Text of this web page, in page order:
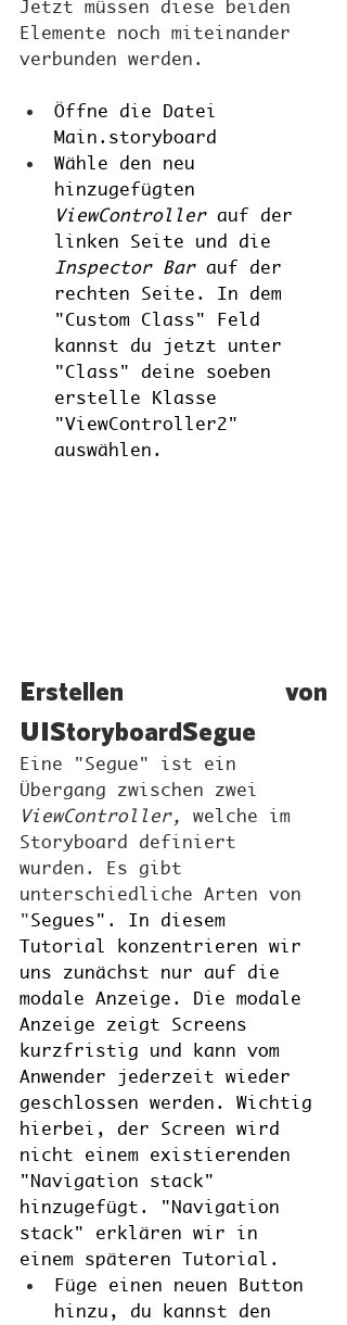
Jetzt müssen diese beiden
Elemente noch miteinander
verbunden werden.
Öffne die Datei
Main.storyboard
Wähle den neu
hinzugefügten
ViewController auf der
linken Seite und die
Inspector Bar auf der
rechten Seite. In dem
"Custom Class" Feld
kannst du jetzt unter
"Class" deine soeben
erstelle Klasse
"ViewController2"
auswählen.
Erstellen von
UIStoryboardSegue
Eine "Segue" ist ein
Übergang zwischen zwei
ViewController, welche im
Storyboard definiert
wurden. Es gibt
unterschiedliche Arten von
"Segues". In diesem
Tutorial konzentrieren wir
uns zunächst nur auf die
modale Anzeige. Die modale
Anzeige zeigt Screens
kurzfristig und kann vom
Anwender jederzeit wieder
geschlossen werden. Wichtig
hierbei, der Screen wird
nicht einem existierenden
"Navigation stack"
hinzugefügt. "Navigation
stack" erklären wir in
einem späteren Tutorial.
Füge einen neuen Button
hinzu, du kannst den